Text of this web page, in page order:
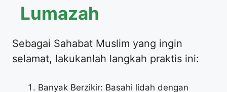
Lumazah
Sebagai Sahabat Muslim yang ingin
selamat, lakukanlah langkah praktis ini:
Banyak Berzikir: Basahi lidah dengan